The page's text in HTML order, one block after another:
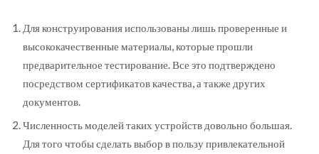
Для конструирования использованы лишь проверенные и
высококачественные материалы, которые прошли
предварительное тестирование. Все это подтверждено
посредством сертификатов качества, а также других
документов.
Численность моделей таких устройств довольно большая.
Для того чтобы сделать выбор в пользу привлекательной